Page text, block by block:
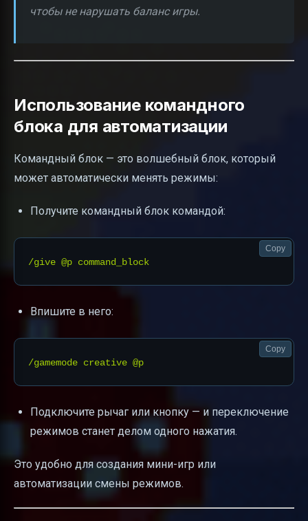
чтобы не нарушать баланс игры.
Использование командного
блока для автоматизации
Командный блок — это волшебный блок, который
может автоматически менять режимы:
Получите командный блок командой:
Copy
Впишите в него:
Copy
Подключите рычаг или кнопку — и переключение
режимов станет делом одного нажатия.
Это удобно для создания мини-игр или
автоматизации смены режимов.